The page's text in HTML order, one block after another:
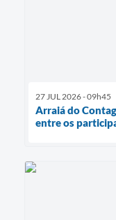
27 JUL 2026 - 09h45
Arraiá do
entre os